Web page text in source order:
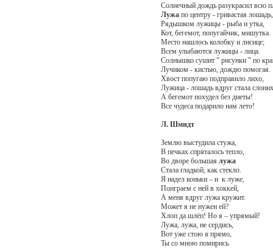
Солнечный дождь разукрасил всю
Лужапо центру - гривастая лошадь,
Рядышком лужицы - рыба и утка,
Кот, бегемот, попугайчик, мишутка.
Место нашлось колобку и лисице;
Всем улыбаются лужицы - лица.
Солнышко сушит " рисунки " по
Лучиком - кистью, дождю помогая.
Хвост попугаю подправило лихо,
Лужица - лошадь вдруг стала
А бегемот похудел без диеты!
Все чудеса подарило нам лето!
Л. Шмидт
Землю выстудила стужа,
В печках спряталось тепло,
Во дворе большая лужа
Стала гладкой, как стекло.
Я надел коньки – и к луже,
Поиграем с ней в хоккей,
А меня вдруг лужа кружит.
Может я не нужен ей?
Хлоп да шлёп! Но я – упрямый!
Лужа, лужа, не сердись,
Вот уже стою я прямо,
Ты со мною помирись.